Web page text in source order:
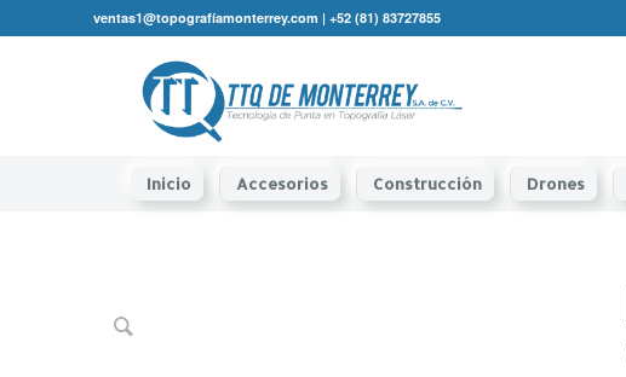
ventas1@topografíamonterrey.com | +52 (81) 83727855
Inicio Accesorios Construcción Drones